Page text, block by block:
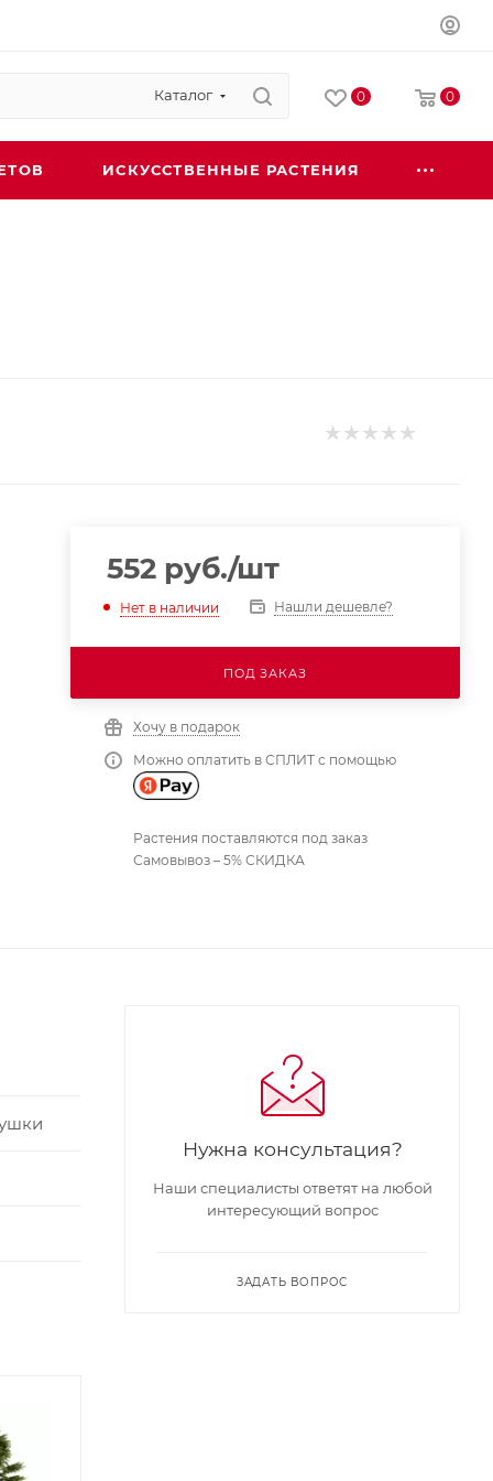
Каталог 0 0
ИСКУССТВЕННЫЕ РАСТЕНИЯ
552руб./шт
Нет в наличии Нашли дешевле?
ПОД ЗАКАЗ
Хочу в подарок
Можно оплатить в СПЛИТ с помощью
Растения поставляются под заказ
Самовывоз – 5% СКИДКА
Нужна консультация?
Наши специалисты ответят на любой
интересующий вопрос
ЗАДАТЬ ВОПРОС